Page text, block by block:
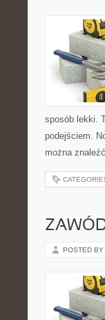
sposób lekki.
podejściem.
można
POSTED BY